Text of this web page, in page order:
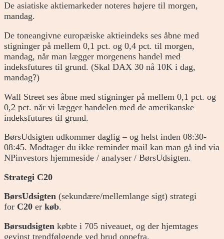
De asiatiske aktiemarkeder noteres højere til morgen,
mandag.
De toneangivne europæiske aktieindeks ses åbne med
stigninger på mellem 0,1 pct. og 0,4 pct. til morgen,
mandag, når man lægger morgenens handel med
indeksfutures til grund. (Skal DAX 30 nå 10K i dag,
mandag?)
Wall Street ses åbne med stigninger på mellem 0,1 pct. og
0,2 pct. når vi lægger handelen med de amerikanske
indeksfutures til grund.
BørsUdsigten udkommer daglig – og helst inden 08:30-
08:45. Modtager du ikke reminder mail kan man gå ind via
NPinvestors hjemmeside / analyser / BørsUdsigten.
Strategi C20
BørsUdsigten (sekundære/mellemlange sigt) strategi
for C20 er køb.
Børsudsigten købte i 705 niveauet, og der hjemtages
gevinst trendfølgende ved brud oppefra.